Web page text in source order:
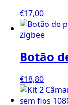
€17,00
Botão
€18,80